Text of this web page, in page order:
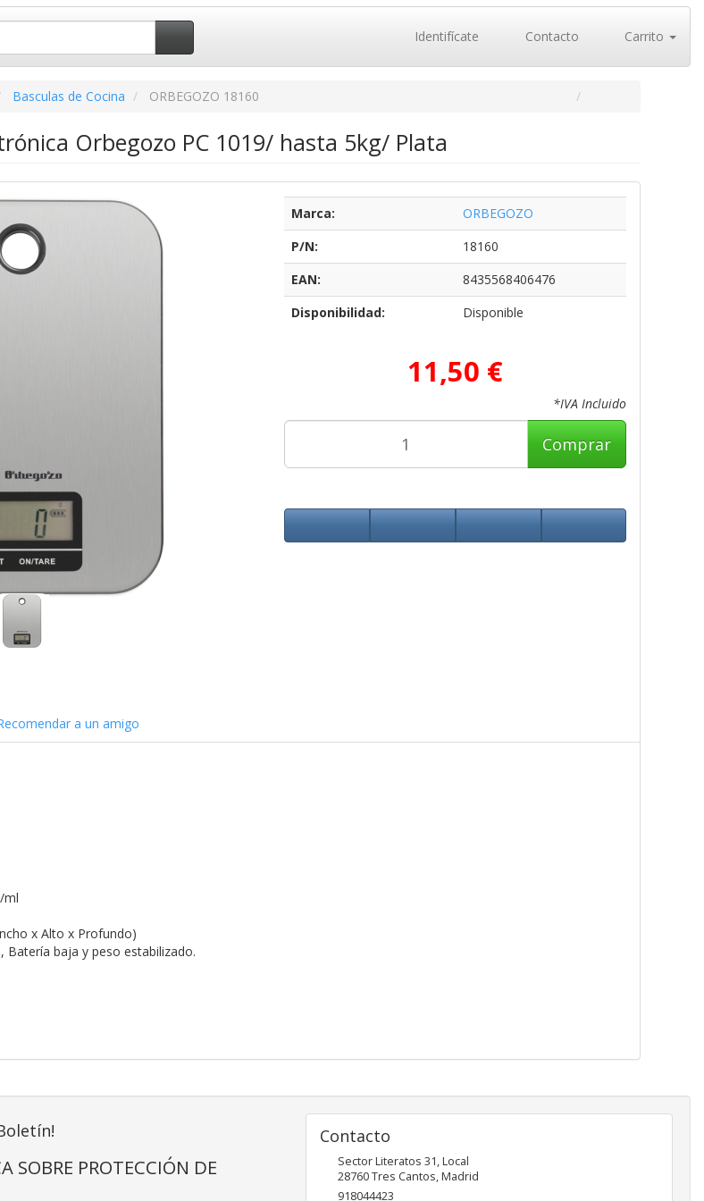
Identifícate Contacto Carrito
Basculas de Cocina ORBEGOZO 18160
Orbegozo PC 1019/ hasta 5kg/ Plata
Marca:
ORBEGOZO
P/N:
18160
EAN:
8435568406476
Disponibilidad:
Disponible
11,50 €
*IVA Incluido
Comprar
a un amigo
ml
x Alto x Profundo)
Batería baja y peso estabilizado.
SOBRE PROTECCIÓN DE
Contacto
Sector Literatos 31, Local
28760Tres Cantos,Madrid
918044423